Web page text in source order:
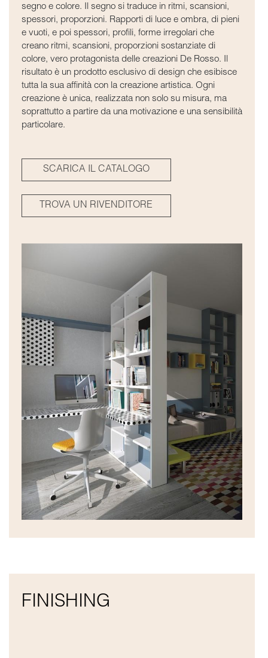
segno e colore. Il segno si traduce in ritmi, scansioni,
spessori, proporzioni. Rapporti di luce e ombra, di pieni
e vuoti, e poi spessori, profili, forme irregolari che
creano ritmi, scansioni, proporzioni sostanziate di
colore, vero protagonista delle creazioni De Rosso. Il
risultato è un prodotto esclusivo di design che esibisce
tutta la sua affinità con la creazione artistica. Ogni
creazione è unica, realizzata non solo su misura, ma
soprattutto a partire da una motivazione e una sensibilità
particolare.
SCARICA IL CATALOGO
TROVA UN RIVENDITORE
FINISHING